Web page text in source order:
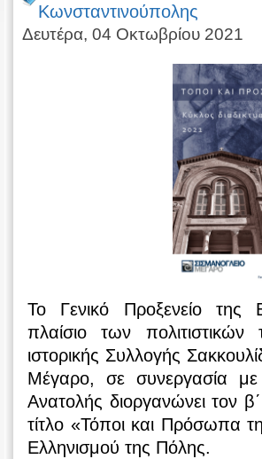
Κωνσταντινούπολης
Δευτέρα, 04 Οκτωβρίου 2021
Το Γενικό Προξενείο της
πλαίσιο των
ιστορικής Συλλογής
Μέγαρο, σε συνεργασία
Ανατολής διοργανώνει τον
τίτλο «Τόποι και Πρόσωπα
Ελληνισμού της Πόλης.